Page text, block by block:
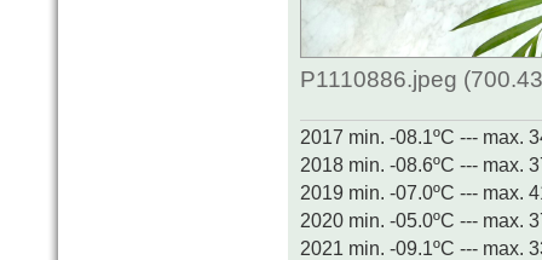
P1110886.jpeg
2017 min. -08.1ºC --- max.
2018 min. -08.6ºC --- max.
2019 min. -07.0ºC --- max.
2020 min. -05.0ºC --- max.
2021 min. -09.1ºC --- max.